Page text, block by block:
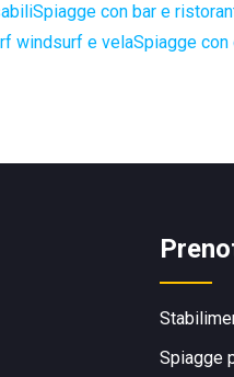
Spiagge con bar e
windsurf e velaSpiagge
Spiagge